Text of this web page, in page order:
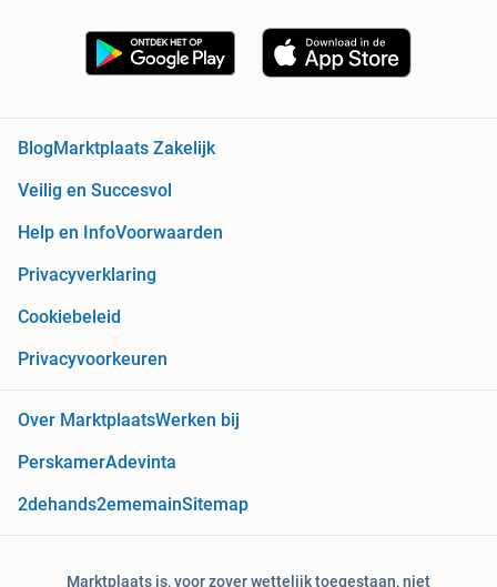
BlogMarktplaats Zakelijk
Veilig en Succesvol
Help en InfoVoorwaarden
Privacyverklaring
Cookiebeleid
Privacyvoorkeuren
Over MarktplaatsWerken bij
PerskamerAdevinta
2dehands2ememainSitemap
Marktplaats is, voor zover wettelijk toegestaan, niet